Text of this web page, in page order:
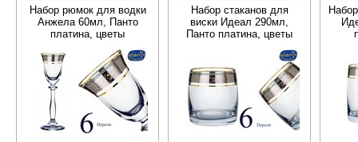
Набор рюмок для водки
Анжела 60мл, Панто
платина, цветы
Набор стаканов для
виски Идеал 290мл,
Панто платина, цветы